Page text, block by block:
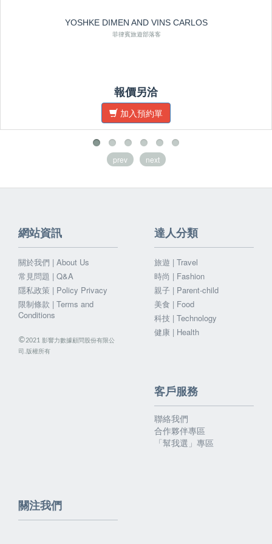
YOSHKE DIMEN AND VINS CARLOS
菲律賓旅遊部落客
報價另洽
加入預約單
prev next
網站資訊
關於我們 | About Us
常見問題 | Q&A
隱私政策 | Policy Privacy
限制條款 | Terms and
Conditions
©2021 影響力數據顧問股份有限公
司.版權所有
達人分類
旅遊 | Travel
時尚 | Fashion
親子 | Parent-child
美食 | Food
科技 | Technology
健康 | Health
客戶服務
聯絡我們
合作夥伴專區
「幫我選」專區
關注我們